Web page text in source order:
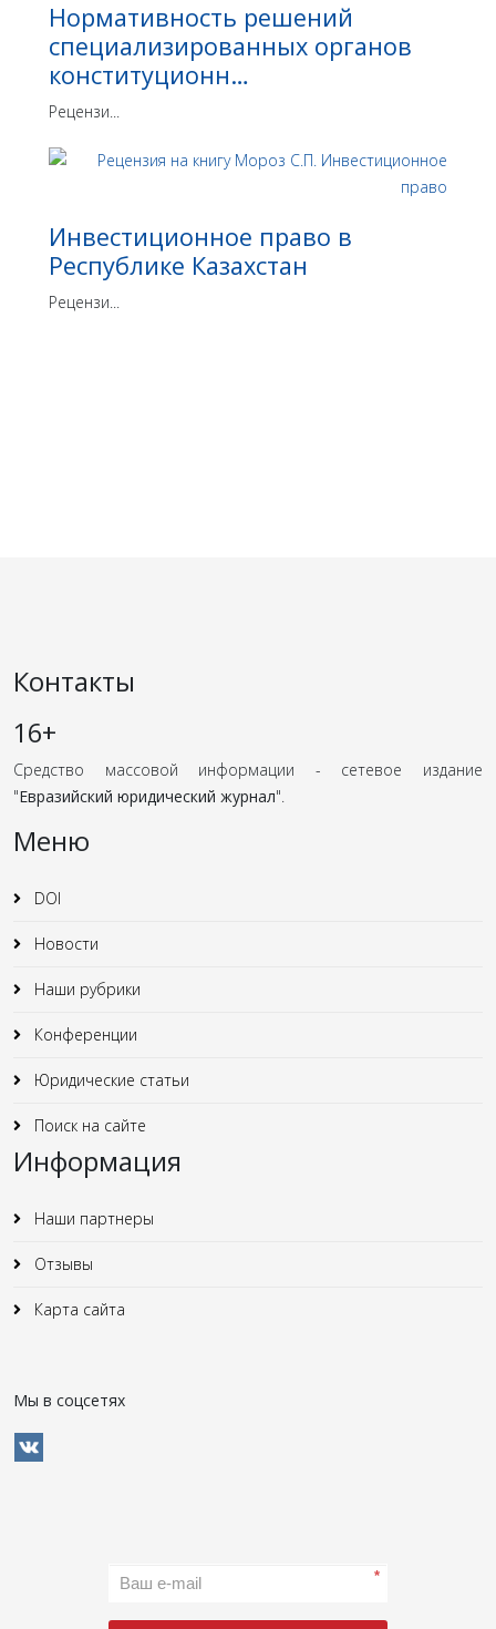
Нормативность решений
специализированных органов
конституционн…
Рецензи...
Инвестиционное право в
Республике Казахстан
Рецензи...
Контакты
16+
Средство массовой информации - сетевое издание
"Евразийский юридический журнал".
Меню
DOI
Новости
Наши рубрики
Конференции
Юридические статьи
Поиск на сайте
Информация
Наши партнеры
Отзывы
Карта сайта
Мы в соцсетях
*